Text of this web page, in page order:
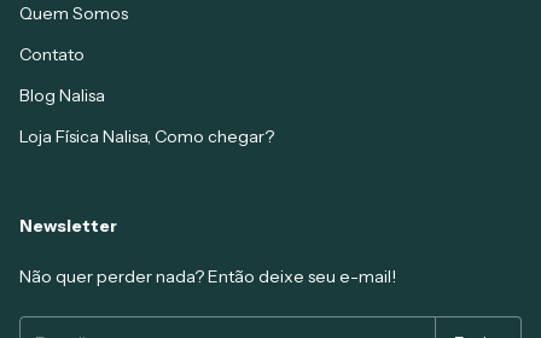
Quem Somos
Contato
Blog Nalisa
Loja Física Nalisa, Como chegar?
Newsletter
Não quer perder nada? Então deixe seu e-mail!